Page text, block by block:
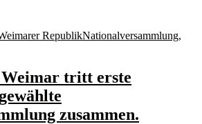
RepublikNationalversammlung,
Weimar tritt erste
zusammen.